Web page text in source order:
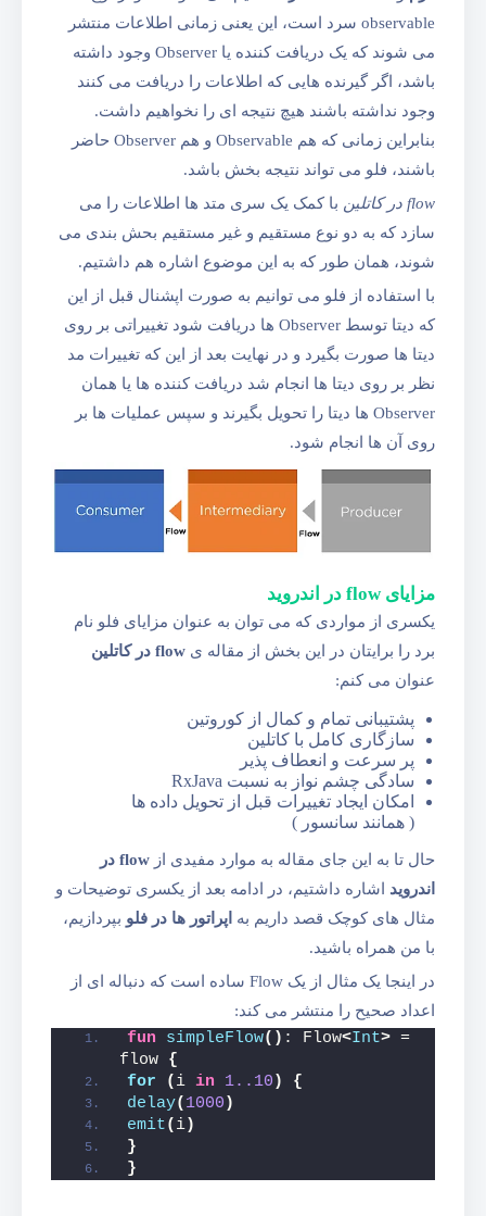
observable سرد
است، این یعنی زمانی اطلاعات منتشر
می شوند که یک دریافت کننده یا Observer وجود داشته
باشد، اگر گیرنده هایی که اطلاعات را دریافت می کنند
وجود نداشته باشند هیچ نتیجه ای را نخواهیم داشت.
بنابراین زمانی که هم Observable و هم Observer حاضر
باشند، فلو می تواند نتیجه‌ بخش باشد.
flow در کاتلین
با کمک یک سری متد ها اطلاعات را می
سازد که به دو نوع مستقیم و غیر مستقیم بحش بندی می
شوند، همان طور که به این موضوع اشاره هم داشتیم.
با استفاده از فلو می توانیم به صورت اپشنال قبل از این
که دیتا توسط Observer ها دریافت شود تغییراتی بر روی
دیتا ها صورت بگیرد و در نهایت بعد از این که تغییرات مد
نظر بر روی دیتا ها انجام شد دریافت کننده ها یا همان
Observer ها دیتا را تحویل بگیرند و سپس عملیات ها بر
روی آن ها انجام شود.
مزایای flow در اندروید
یکسری از مواردی که می توان به عنوان مزایای فلو نام
برد را برایتان در این بخش از مقاله ی flow در کاتلین
عنوان می کنم:
پشتیبانی تمام و کمال از کوروتین
سازگاری کامل با کاتلین
پر سرعت و انعطاف پذیر
سادگی چشم نواز به نسبت RxJava
امکان ایجاد تغییرات قبل از تحویل داده ها
( همانند سانسور )
حال تا به این جای مقاله به موارد مفیدی از
flow در
اندروید اشاره داشتیم، در ادامه بعد از یکسری توضیحات و
مثال های کوچک قصد داریم به اپراتور ها در فلو بپردازیم،
با من همراه باشید.
در اینجا یک مثال از یک Flow ساده است که دنباله ای از
اعداد صحیح را منتشر می کند:
fun simpleFlow() : Flow<Int> =
flow {
for
( i in 1. .10 )
{
delay( 1000 )
emit( i)
}
}